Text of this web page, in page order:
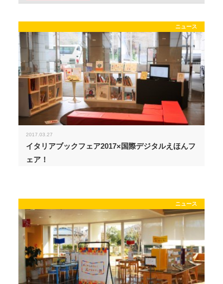
ニュース
2017.03.27
イタリアブックフェア2017×国際デジタルえほんフ
ェア！
ニュース